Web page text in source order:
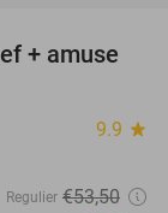
35%
+ amuse
9.9 star
Regulier €53,50